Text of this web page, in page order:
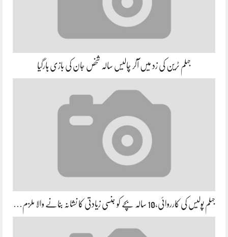
جہلم ٹرین کی زد میں آکر چالیس سالہ شخص جان کی بازی ہارگیا
جہلم پولیس کی کارروائی،10 سالہ بچے کو جنسی زیادتی کا نشانہ بنانے والا ملزم…